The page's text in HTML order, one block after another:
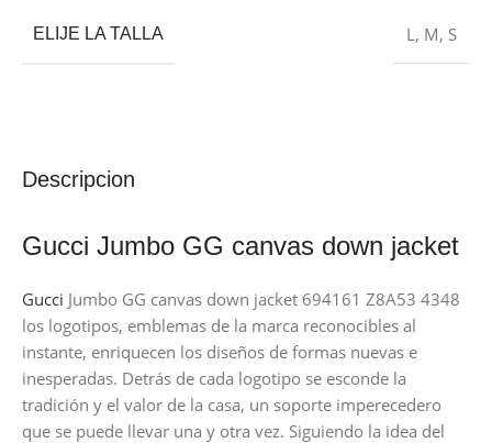
Descripcion
Gucci Jumbo GG canvas down jacket
Gucci Jumbo GG canvas down jacket 694161 Z8A53 4348
los logotipos, emblemas de la marca reconocibles al
instante, enriquecen los diseños de formas nuevas e
inesperadas. Detrás de cada logotipo se esconde la
tradición y el valor de la casa, un soporte imperecedero
que se puede llevar una y otra vez. Siguiendo la idea del
ELIJE LA TALLA L , M, S